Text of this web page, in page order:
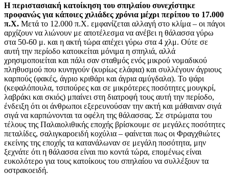
Η περιστασιακή κατοίκηση του σπηλαίου συνεχίστηκε
προφανώς για κάποιες χιλιάδες χρόνια μέχρι περίπου το 17.000
π.Χ. Μετά το 12.000 π.Χ. εμφανίζεται αλλαγή στο κλίμα – οι πάγοι
αρχίζουν να λιώνουν με αποτέλεσμα να ανέβει η θάλασσα γύρω
στα 50-60 μ. και η ακτή τώρα απέχει γύρω στα 4 χλμ. Ούτε σε
αυτή την περίοδο κατοικείται μόνιμα η σπηλιά, αλλά
χρησιμοποιείται και πάλι σαν σταθμός ενός μικρού νομαδικού
πληθυσμού που κυνηγούν (κυρίως ελάφια) και συλλέγουν άγριους
καρπούς (φακές, άγριο κριθάρι και άγρια αμύγδαλα). Το ψάρι
(κεφαλόπουλα, τσιπούρες και σε μικρότερες ποσότητες μουγκρί,
λαβράκι και σκιός) μπαίνει στη διατροφή τους αυτή την περίοδο,
ένδειξη ότι οι άνθρωποι εξερευνούσαν την ακτή και μάθαιναν σιγά
σιγά να καρπώνονται τα οφέλη της θάλασσας. Σε στρώματα του
τέλους της Παλαιολιθικής εποχής βρίσκουμε σε μεγάλες ποσότητες
πεταλίδες, σαλιγκαροειδή κοχύλια – φαίνεται πως οι Φραγχθιώτες
εκείνης της εποχής τα κατανάλωναν σε μεγάλη ποσότητα, μην
ξεχνάτε ότι η θάλασσα είναι πιο κοντά τώρα, επομένως είναι
ευκολότερο για τους κατοίκους του σπηλαίου να συλλέξουν τα
οστρακοειδή.